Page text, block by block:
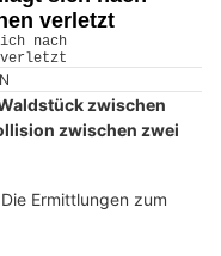
verletzt
zwischen
zwischen zwei
Ermittlungen zum